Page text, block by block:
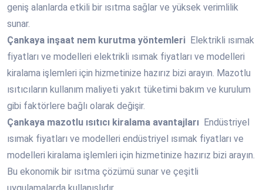
geniş alanlarda etkili bir ısıtma sağlar ve yüksek verimlilik
sunar.
Çankaya inşaat nem kurutma yöntemleri Elektrikli ısımak
fiyatları ve modelleri elektrikli ısımak fiyatları ve modelleri
kiralama işlemleri için hizmetinize hazırız bizi arayın. Mazotlu
ısıtıcıların kullanım maliyeti yakıt tüketimi bakım ve kurulum
gibi faktörlere bağlı olarak değişir.
Çankaya mazotlu ısıtıcı kiralama avantajları Endüstriyel
ısımak fiyatları ve modelleri endüstriyel ısımak fiyatları ve
modelleri kiralama işlemleri için hizmetinize hazırız bizi arayın.
Bu ekonomik bir ısıtma çözümü sunar ve çeşitli